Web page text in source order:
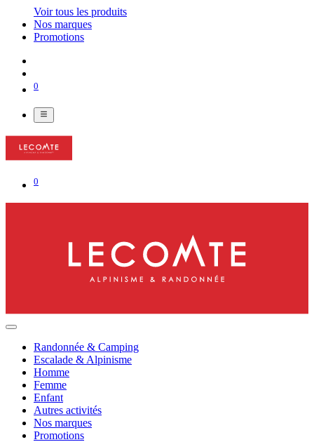
Voir tous les produits
Nos marques
Promotions
0
0
Randonnée & Camping
Escalade & Alpinisme
Homme
Femme
Enfant
Autres activités
Nos marques
Promotions